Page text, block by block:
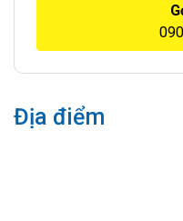
Địa điểm